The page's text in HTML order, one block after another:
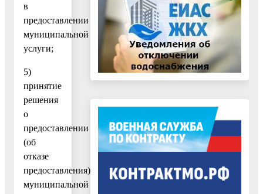
в
предоставлении
муниципальной
услуги;
5)
принятие
решения
о
предоставлении
(об
отказе
предоставления)
муниципальной